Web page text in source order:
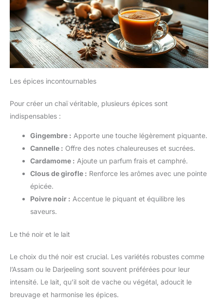
Les épices incontournables
Pour créer un chaï véritable, plusieurs épices sont
indispensables :
Gingembre : Apporte une touche légèrement piquante.
Cannelle : Offre des notes chaleureuses et sucrées.
Cardamome : Ajoute un parfum frais et camphré.
Clous de girofle : Renforce les arômes avec une pointe
épicée.
Poivre noir : Accentue le piquant et équilibre les
saveurs.
Le thé noir et le lait
Le choix du thé noir est crucial. Les variétés robustes comme
l’Assam ou le Darjeeling sont souvent préférées pour leur
intensité. Le lait, qu’il soit de vache ou végétal, adoucit le
breuvage et harmonise les épices.